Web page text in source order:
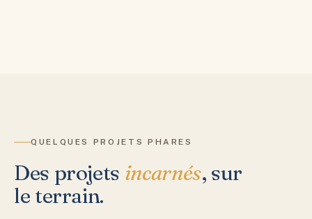
QUELQUES PROJETS PHARES
Des projets incarnés, sur
le terrain.